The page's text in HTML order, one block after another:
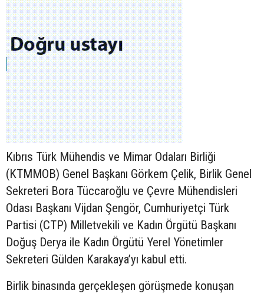
Kıbrıs Türk Mühendis ve Mimar Odaları Birliği
(KTMMOB) Genel Başkanı Görkem Çelik, Birlik Genel
Sekreteri Bora Tüccaroğlu ve Çevre Mühendisleri
Odası Başkanı Vijdan Şengör, Cumhuriyetçi Türk
Partisi (CTP) Milletvekili ve Kadın Örgütü Başkanı
Doğuş Derya ile Kadın Örgütü Yerel Yönetimler
Sekreteri Gülden Karakaya’yı kabul etti.
Birlik binasında gerçekleşen görüşmede konuşan